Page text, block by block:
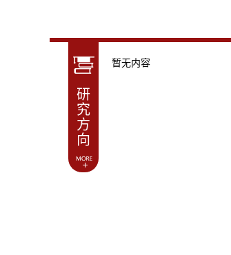
研
究
方
向
暂无内容